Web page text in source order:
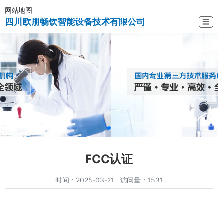
网站地图
四川欧朋畅饮智能设备技术有限公司 ☰
FCC认证
时间：2025-03-21 访问量：1531